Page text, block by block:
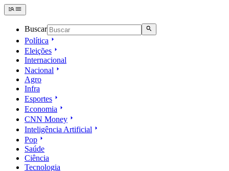
Buscar
Política
Eleições
Internacional
Nacional
Agro
Infra
Esportes
Economia
CNN Money
Inteligência Artificial
Pop
Saúde
Ciência
Tecnologia